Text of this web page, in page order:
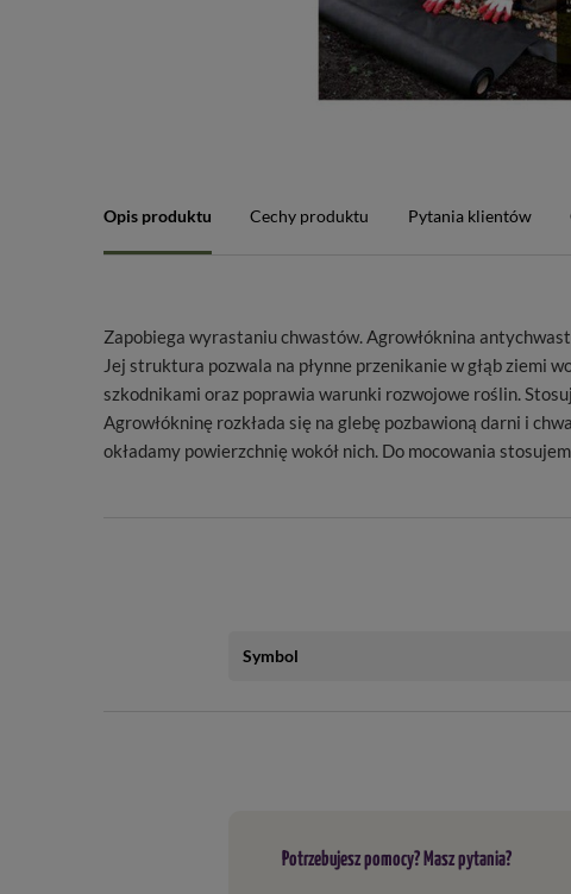
Opis produktu Cechy produktu Pytania klientów
Zapobiega wyrastaniu chwastów. Agrowłóknina
Jej struktura pozwala na płynne przenikanie w głąb ziemi
szkodnikami oraz poprawia warunki rozwojowe roślin.
Agrowłókninę rozkłada się na glebę pozbawioną darni i
okładamy powierzchnię wokół nich. Do mocowania
Symbol
Potrzebujesz pomocy? Masz pytania?